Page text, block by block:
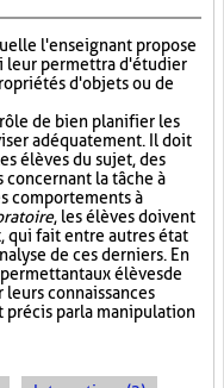
l'enseignant propose
leur permettra d'étudier
d'objets ou de
de bien planifier les
adéquatement. Il doit
élèves du sujet, des
concernant la tâche à
comportements à
, les élèves doivent
qui fait entre autres état
de ces derniers. En
aux élèves de
connaissances
par la manipulation